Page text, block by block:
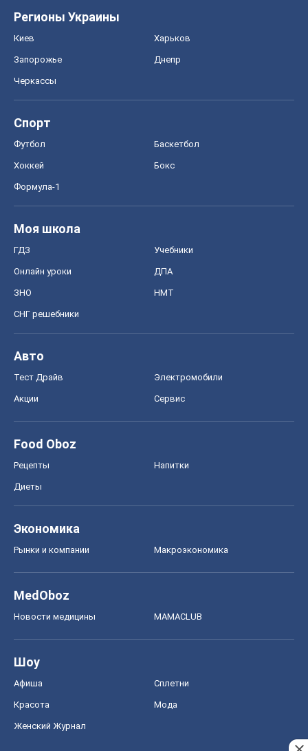
Регионы Украины
Киев Харьков
Запорожье Днепр
Черкассы
Спорт
Футбол Баскетбол
Хоккей Бокс
Формула-1
Моя школа
ГДЗ Учебники
Онлайн уроки ДПА
ЗНО НМТ
СНГ решебники
Авто
Тест Драйв Электромобили
Акции Сервис
Food Oboz
Рецепты Напитки
Диеты
Экономика
Рынки и компании Mакроэкономика
MedOboz
Новости медицины MAMACLUB
Шоу
Афиша Сплетни
Красота Мода
Женский Журнал